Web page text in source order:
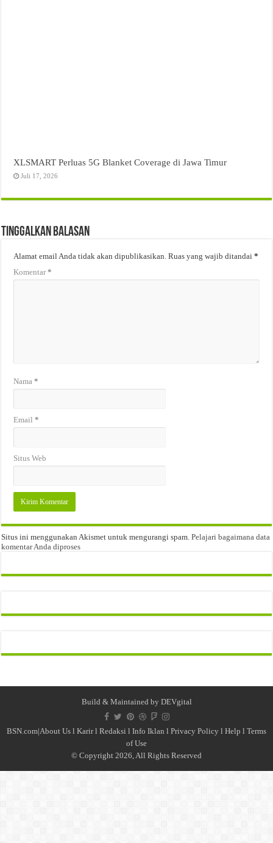
XLSMART Perluas 5G Blanket Coverage di Jawa Timur
Juli 17, 2026
Tinggalkan Balasan
Alamat email Anda tidak akan dipublikasikan. Ruas yang wajib ditandai*
Komentar*
Nama*
Email*
Situs Web
Situs ini menggunakan Akismet untuk mengurangi spam.Pelajari bagaimana data
komentar Anda diproses
Build & Maintained by DEVgital
BSN.com|About Us l Karirl Redaksi l Info Iklan l Privacy Policy l Help l Terms
of Use
© Copyright 2026, All Rights Reserved